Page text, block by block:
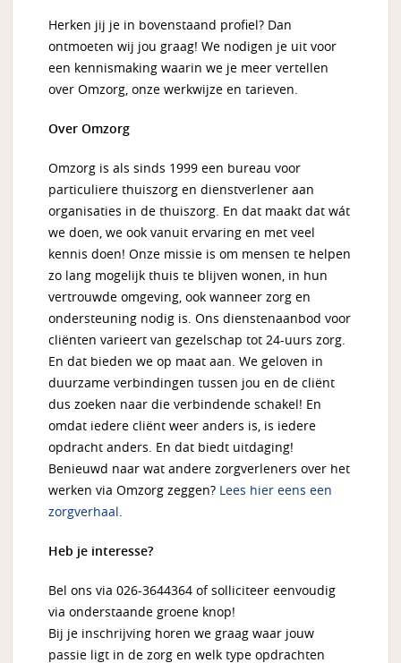
Herken jij je in bovenstaand profiel? Dan
ontmoeten wij jou graag! We nodigen je uit voor
een kennismaking waarin we je meer vertellen
over Omzorg, onze werkwijze en tarieven.
Over Omzorg
Omzorg is als sinds 1999 een bureau voor
particuliere thuiszorg en dienstverlener aan
organisaties in de thuiszorg. En dat maakt dat wát
we doen, we ook vanuit ervaring en met veel
kennis doen! Onze missie is om mensen te helpen
zo lang mogelijk thuis te blijven wonen, in hun
vertrouwde omgeving, ook wanneer zorg en
ondersteuning nodig is. Ons dienstenaanbod voor
cliënten varieert van gezelschap tot 24-uurs zorg.
En dat bieden we op maat aan. We geloven in
duurzame verbindingen tussen jou en de cliënt
dus zoeken naar die verbindende schakel! En
omdat iedere cliënt weer anders is, is iedere
opdracht anders. En dat biedt uitdaging!
Benieuwd naar wat andere zorgverleners over het
werken via Omzorg zeggen? Lees hier eens een
zorgverhaal.
Heb je interesse?
Bel ons via 026-3644364 of solliciteer eenvoudig
via onderstaande groene knop!
Bij je inschrijving horen we graag waar jouw
passie ligt in de zorg en welk type opdrachten